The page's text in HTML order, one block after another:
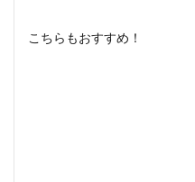
こちらもおすすめ！